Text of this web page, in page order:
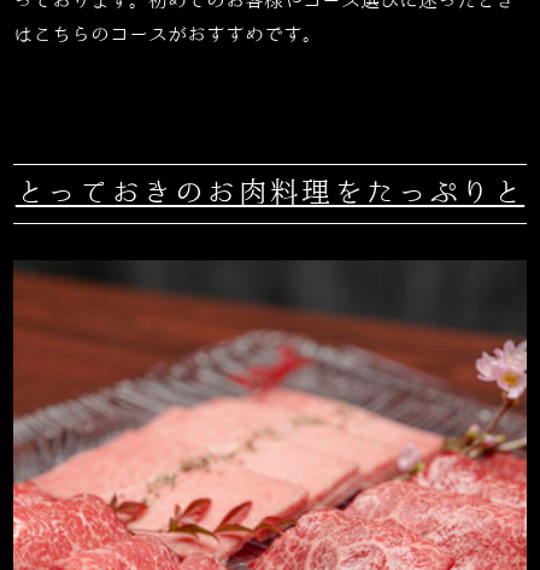
はこちらのコースがおすすめです。
とっておきのお肉料理をたっぷりと